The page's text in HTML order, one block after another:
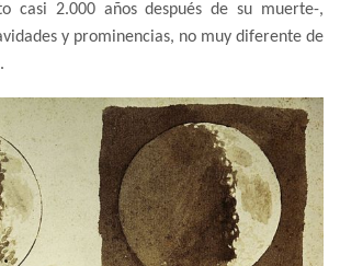
casi 2.000 años después de su muerte-,
y prominencias, no muy diferente de